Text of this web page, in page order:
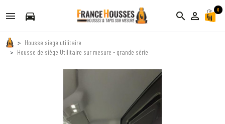
directions_car search person_outline
0
Housse siege utilitaire
Housse de siège Utilitaire sur mesure - grande série